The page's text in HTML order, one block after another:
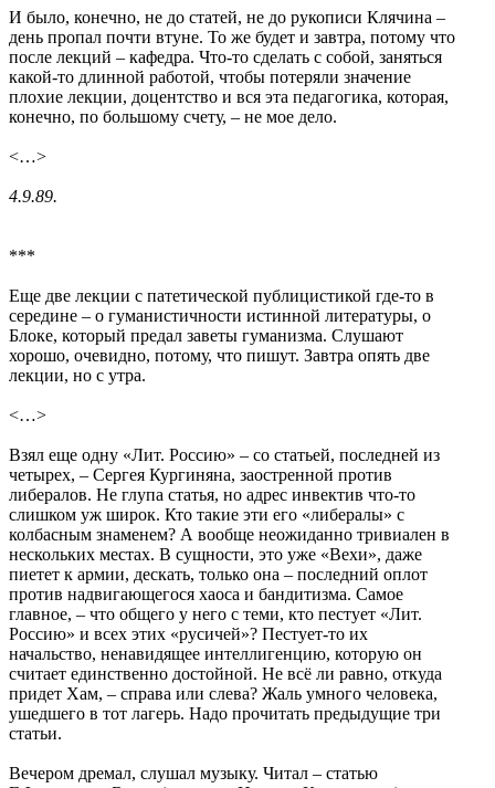
И было, конечно, не до статей, не до рукописи Клячина –
день пропал почти втуне. То же будет и завтра, потому что
после лекций – кафедра. Что-то сделать с собой, заняться
какой-то длинной работой, чтобы потеряли значение
плохие лекции, доцентство и вся эта педагогика, которая,
конечно, по большому счету, – не мое дело.
<…>
4.9.89.
***
Еще две лекции с патетической публицистикой где-то в
середине – о гуманистичности истинной литературы, о
Блоке, который предал заветы гуманизма. Слушают
хорошо, очевидно, потому, что пишут. Завтра опять две
лекции, но с утра.
<…>
Взял еще одну «Лит. Россию» – со статьей, последней из
четырех, – Сергея Кургиняна, заостренной против
либералов. Не глупа статья, но адрес инвектив что-то
слишком уж широк. Кто такие эти его «либералы» с
колбасным знаменем? А вообще неожиданно тривиален в
нескольких местах. В сущности, это уже «Вехи», даже
пиетет к армии, дескать, только она – последний оплот
против надвигающегося хаоса и бандитизма. Самое
главное, – что общего у него с теми, кто пестует «Лит.
Россию» и всех этих «русичей»? Пестует-то их
начальство, ненавидящее интеллигенцию, которую он
считает единственно достойной. Не всё ли равно, откуда
придет Хам, – справа или слева? Жаль умного человека,
ушедшего в тот лагерь. Надо прочитать предыдущие три
статьи.
Вечером дремал, слушал музыку. Читал – статью